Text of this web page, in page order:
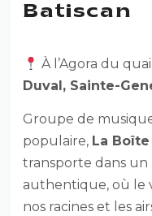
Batiscan
À l’Agora du
Duval, Sainte-
Groupe de
populaire, La
transporte dans
authentique, où le
nos racines et les